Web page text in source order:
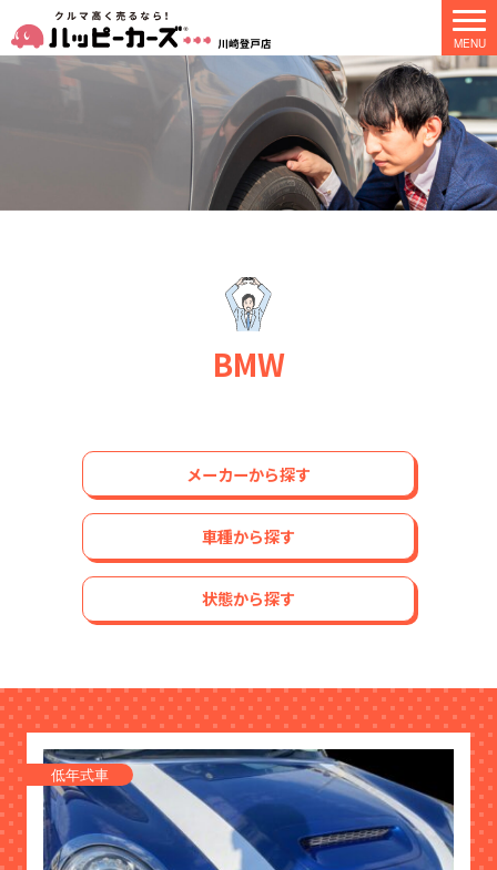
BMW
メーカーから探す
車種から探す
状態から探す
低年式車